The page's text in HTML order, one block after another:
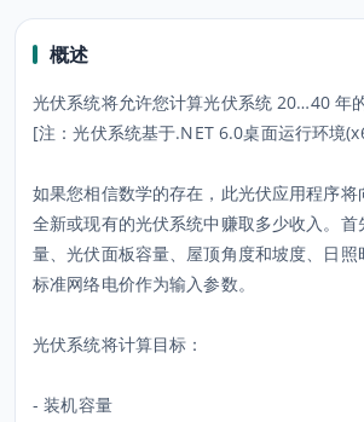
概述
光伏系统将允许您计算光伏系统 20…40 年的
[注：光伏系统基于.NET 6.0桌面运行环境
如果您相信数学的存在，此光伏应用程序将
全新或现有的光伏系统中赚取多少收入。首
量、光伏面板容量、屋顶角度和坡度、日照
标准网络电价作为输入参数。
光伏系统将计算目标：
- 装机容量